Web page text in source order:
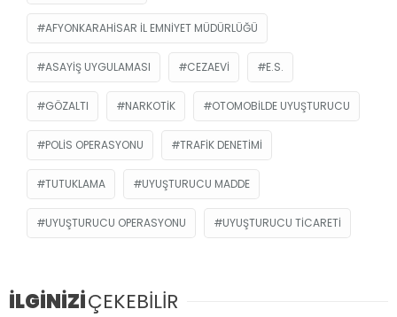
AFYONKARAHISAR İL EMNIYET MÜDÜRLÜĞÜ
ASAYIŞ UYGULAMASI CEZAEVI E.S.
GÖZALTI NARKOTIK OTOMOBILDE UYUŞTURUCU
POLIS OPERASYONU TRAFIK DENETIMI
TUTUKLAMA UYUŞTURUCU MADDE
UYUŞTURUCU OPERASYONU UYUŞTURUCU TICARETI
İLGİNİZİÇEKEBİLİR